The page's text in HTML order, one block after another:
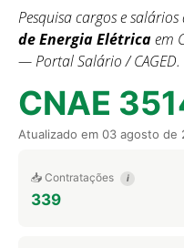
Pesquisa cargos e
de Energia Elétricaem
— Portal Salário / CAGED.
CNAE
Atualizado em 03 agosto de
📥 Contratações i
339